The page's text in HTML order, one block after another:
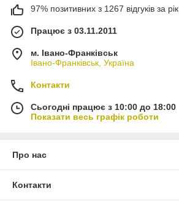
97% позитивних з 1267 відгуків за рік
Працює з 03.11.2011
м. Івано-Франківськ
Івано-Франківськ, Україна
Контакти
Сьогодні працює з 10:00 до 18:00
Показати весь графік роботи
Про нас
Контакти